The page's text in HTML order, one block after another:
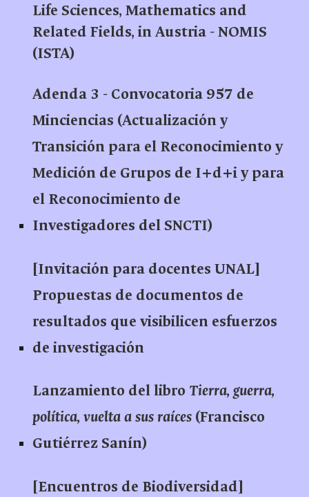
Life Sciences, Mathematics and
Related Fields, in Austria - NOMIS
(ISTA)
Adenda 3 - Convocatoria 957 de
Minciencias (Actualización y
Transición para el Reconocimiento y
Medición de Grupos de I+d+i y para
el Reconocimiento de
Investigadores del SNCTI)
[Invitación para docentes UNAL]
Propuestas de documentos de
resultados que visibilicen esfuerzos
de investigación
Lanzamiento del libro Tierra, guerra,
política, vuelta a sus raíces (Francisco
Gutiérrez Sanín)
[Encuentros de Biodiversidad]